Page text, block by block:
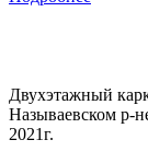
Двухэтажный
Называевском р-
2021г.